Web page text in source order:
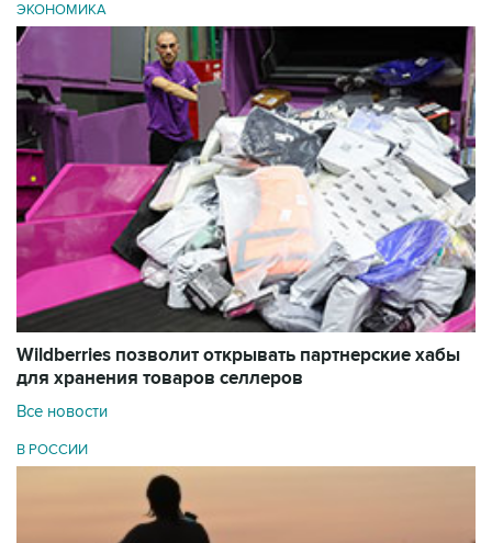
ЭКОНОМИКА
Wildberries позволит открывать партнерские хабы
для хранения товаров селлеров
Все новости
В РОССИИ